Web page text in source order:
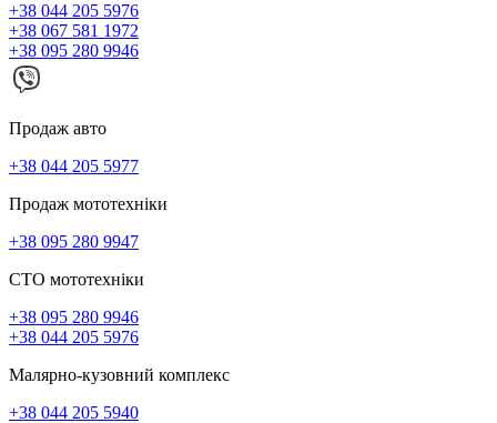
+38 044 205 5976
+38 067 581 1972
+38 095 280 9946
Продаж авто
+38 044 205 5977
Продаж мототехніки
+38 095 280 9947
СТО мототехніки
+38 095 280 9946
+38 044 205 5976
Малярно-кузовний комплекс
+38 044 205 5940